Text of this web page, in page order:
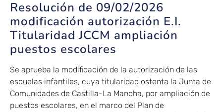
Resolución de 09/02/2026
modificación autorización E.I.
Titularidad JCCM ampliación
puestos escolares
Se aprueba la modificación de la autorización de las
escuelas infantiles, cuya titularidad ostenta la Junta de
Comunidades de Castilla-La Mancha, por ampliación de
puestos escolares, en el marco del Plan de